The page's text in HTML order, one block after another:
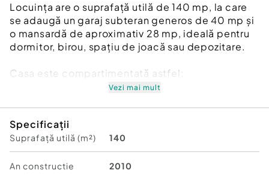
Locuința are o suprafață utilă de 140 mp, la care
se adaugă un garaj subteran generos de 40 mp și
o mansardă de aproximativ 28 mp, ideală pentru
dormitor, birou, spațiu de joacă sau depozitare.
Casa este compartimentată astfel:
living generos
baie cu duș
hol
bucătărie de vară
Vezi mai mult
Specificații
Suprafață utilă (m²) 140
An constructie 2010